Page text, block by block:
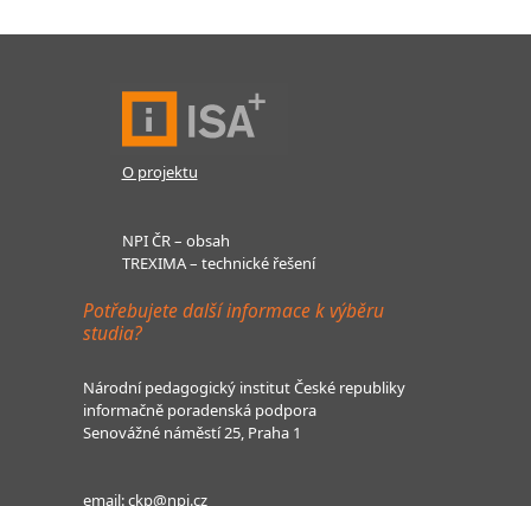
O projektu
NPI ČR – obsah
TREXIMA – technické řešení
Potřebujete další informace k výběru
studia?
Národní pedagogický institut České republiky
informačně poradenská podpora
Senovážné náměstí 25, Praha 1
email:ckp@npi.cz